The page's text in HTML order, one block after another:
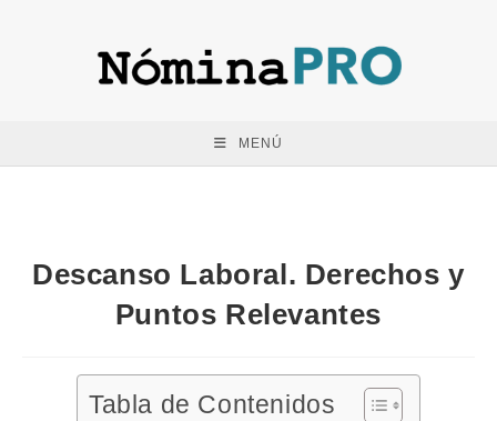
MENÚ
Descanso Laboral. Derechos y
Puntos Relevantes
Tabla de Contenidos